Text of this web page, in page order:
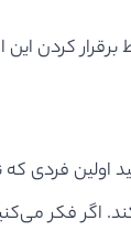
برقرار کردن
اولین فردی
اگر فکر